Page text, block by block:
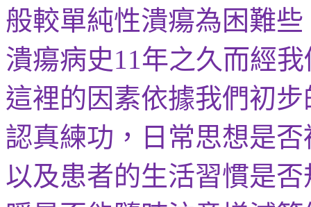
般較單純性潰瘍為困難
潰瘍病史11年之久而經
這裡的因素依據我們初
認真練功，日常思想是
以及患者的生活習慣是